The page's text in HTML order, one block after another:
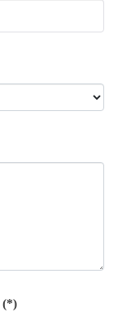
(*)